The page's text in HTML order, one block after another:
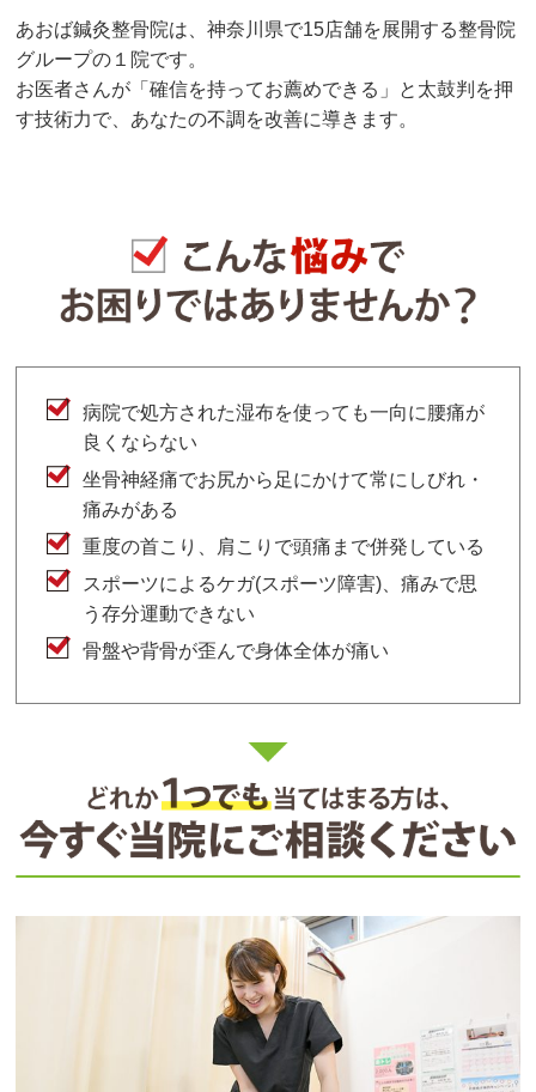
あおば鍼灸整骨院は、神奈川県で15店舗を展開する整骨院
グループの１院です。
お医者さんが「確信を持ってお薦めできる」と太鼓判を押
す技術力で、あなたの不調を改善に導きます。
病院で処方された湿布を使っても一向に腰痛が
良くならない
坐骨神経痛でお尻から足にかけて常にしびれ・
痛みがある
重度の首こり、肩こりで頭痛まで併発している
スポーツによるケガ(スポーツ障害)、痛みで思
う存分運動できない
骨盤や背骨が歪んで身体全体が痛い